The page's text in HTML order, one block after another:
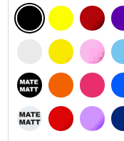
NOIR
BLANC
NOIR MATÉ
BLANC MATÉ
JAUNE
JAUNE AMBRE
ORANGE
ROUGE
ROSA
PURPLE